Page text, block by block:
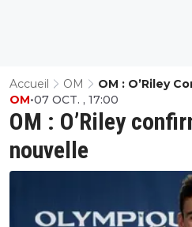
Accueil OM OM : O’Riley
OM : O’Riley
nouvelle
OM•07 OCT. , 17:00